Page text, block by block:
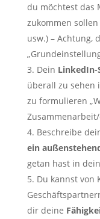
du möchtest das
zukommen
usw.) – Achtung,
Dein LinkedIn-
überall zu sehen
zu formulieren
Beschreibe
ein
getan hast in
Du kannst von
dir deine